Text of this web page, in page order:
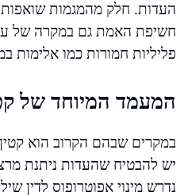
העדות. חלק מהמגמות
חשיפת האמת גם במקרה של
פליליות חמורות כמו אלימות
המעמד המיוחד של
במקרים שבהם הקרוב הוא
יש להבטיח שהעדות ניתנת
נדרש מינוי אפוטרופוס לדין